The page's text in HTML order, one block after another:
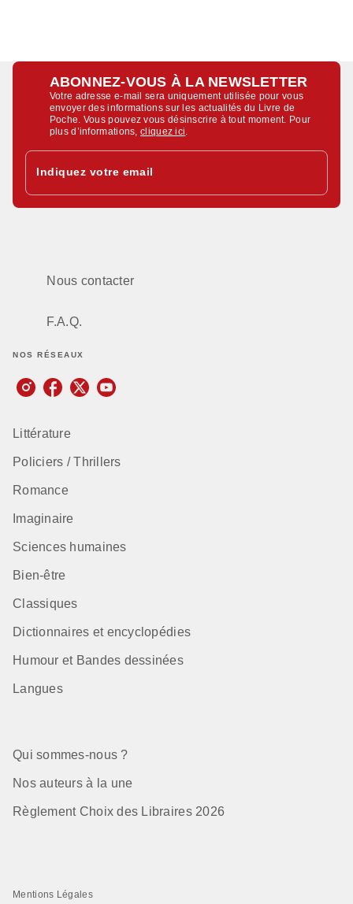
ABONNEZ-VOUS À LA NEWSLETTER
Votre adresse e-mail sera uniquement utilisée pour vous
envoyer des informations sur les actualités du Livre de
Poche. Vous pouvez vous désinscrire à tout moment. Pour
plus d’informations,cliquez ici
Indiquez votre email
Nous contacter
F.A.Q.
NOS RÉSEAUX
Littérature
Policiers / Thrillers
Romance
Imaginaire
Sciences humaines
Bien-être
Classiques
Dictionnaires et encyclopédies
Humour et Bandes dessinées
Langues
Qui sommes-nous ?
Nos auteurs à la une
Règlement Choix des Libraires 2026
Mentions Légales